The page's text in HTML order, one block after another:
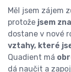
Měl jsem zájem
protože jsem
dostane v nové
vztahy, které
Quadient má
dá naučit a